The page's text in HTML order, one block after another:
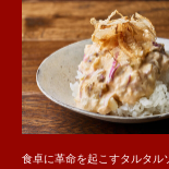
食卓に革命を起こすタルタル